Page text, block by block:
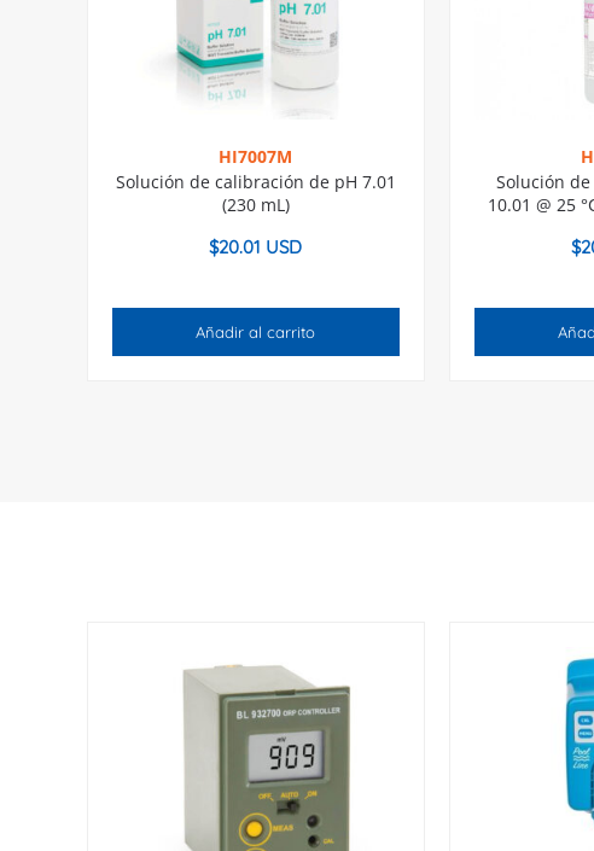
HI7007M
Solución de calibración de pH 7.01
(230 mL)
$20.01 USD
Añadir al carrito
Solución
10.01 @ 25
$